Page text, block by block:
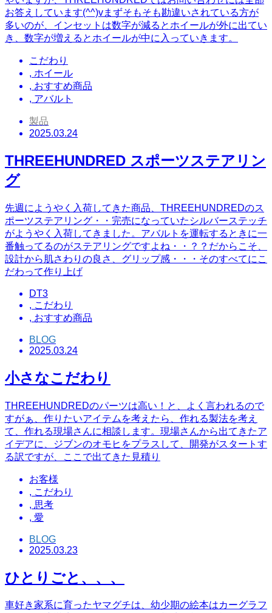
お答えしています(^^)vまずそもそも勘違いされている方が
多いのが、インセットは数字が減るとホイールが外に出てい
き、数字が増えるとホイールが中に入っていきます。
こだわり
, ホイール
, おすすめ商品
, アバルト
製品
2025.03.24
THREEHUNDRED スポーツステアリン
グ
先週にようやく入荷してきた商品、THREEHUNDREDのス
ポーツステアリング・・完売になっていたシルバーステッチ
がようやく入荷してきました。アバルトを運転するときに一
番触ってるのがステアリングですよね・・？？だからこそ、
設計から肌さわりの良さ、グリップ感・・・そのすべてにこ
だわって作り上げ
DT3
, こだわり
, おすすめ商品
BLOG
2025.03.24
小さなこだわり
THREEHUNDREDのパーツは高い！と、よく言われるので
すがぁ、作りたいアイテムを考えたら、作れる製法を考え
て、作れる現場さんに相談します。現場さんから出てきたア
イデアに、ジブンのオモヒをプラスして、開発がスタートす
る訳ですが、ここで出てきた見積り
お客様
, こだわり
, 思考
, 愛
BLOG
2025.03.23
ひとりごと、、、
車好き家系に育ったヤマグチは、幼少期の絵本はカーグラフ